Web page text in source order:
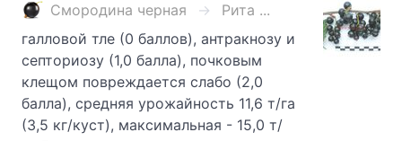
Смородина черная
Рита ...
галловой тле (0 баллов), антракнозу и
септориозу (1,0 балла), почковым
клещом повреждается слабо (2,0
балла), средняя урожайность 11,6 т/га
(3,5 кг/куст), максимальная - 15,0 т/